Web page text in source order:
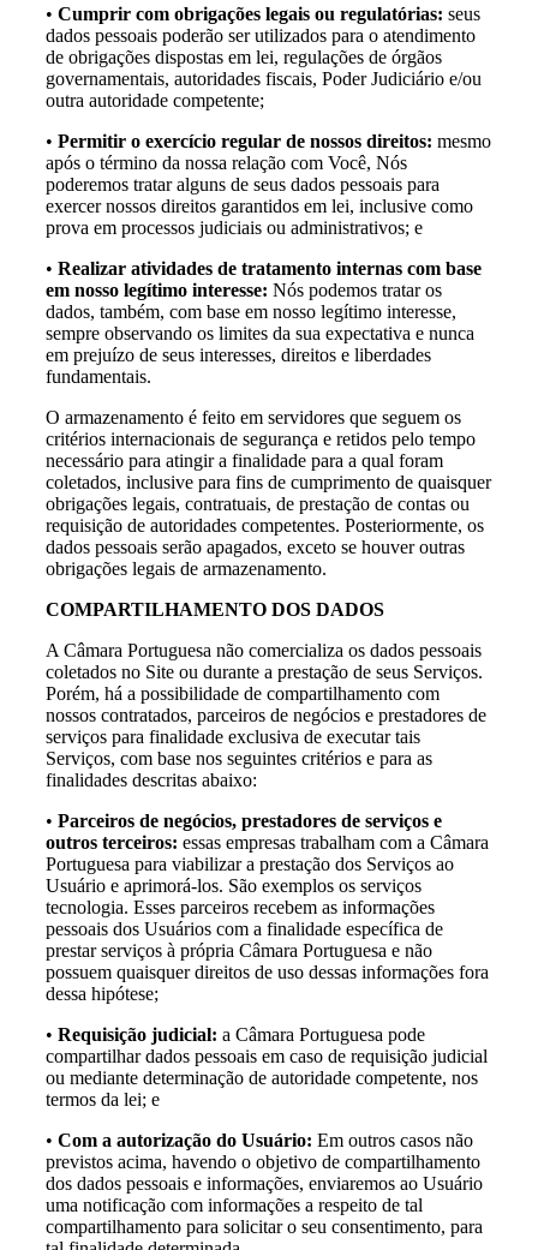
• Cumprir com obrigações legais ou regulatórias: seus
dados pessoais poderão ser utilizados para o atendimento
de obrigações dispostas em lei, regulações de órgãos
governamentais, autoridades fiscais, Poder Judiciário e/ou
outra autoridade competente;
• Permitir o exercício regular de nossos direitos: mesmo
após o término da nossa relação com Você, Nós
poderemos tratar alguns de seus dados pessoais para
exercer nossos direitos garantidos em lei, inclusive como
prova em processos judiciais ou administrativos; e
• Realizar atividades de tratamento internas com base
em nosso legítimo interesse: Nós podemos tratar os
dados, também, com base em nosso legítimo interesse,
sempre observando os limites da sua expectativa e nunca
em prejuízo de seus interesses, direitos e liberdades
fundamentais.
O armazenamento é feito em servidores que seguem os
critérios internacionais de segurança e retidos pelo tempo
necessário para atingir a finalidade para a qual foram
coletados, inclusive para fins de cumprimento de quaisquer
obrigações legais, contratuais, de prestação de contas ou
requisição de autoridades competentes. Posteriormente, os
dados pessoais serão apagados, exceto se houver outras
obrigações legais de armazenamento.
COMPARTILHAMENTO DOS DADOS
A Câmara Portuguesa não comercializa os dados pessoais
coletados no Site ou durante a prestação de seus Serviços.
Porém, há a possibilidade de compartilhamento com
nossos contratados, parceiros de negócios e prestadores de
serviços para finalidade exclusiva de executar tais
Serviços, com base nos seguintes critérios e para as
finalidades descritas abaixo:
• Parceiros de negócios, prestadores de serviços e
outros terceiros: essas empresas trabalham com a Câmara
Portuguesa para viabilizar a prestação dos Serviços ao
Usuário e aprimorá-los. São exemplos os serviços
tecnologia. Esses parceiros recebem as informações
pessoais dos Usuários com a finalidade específica de
prestar serviços à própria Câmara Portuguesa e não
possuem quaisquer direitos de uso dessas informações fora
dessa hipótese;
• Requisição judicial: a Câmara Portuguesa pode
compartilhar dados pessoais em caso de requisição judicial
ou mediante determinação de autoridade competente, nos
termos da lei; e
• Com a autorização do Usuário: Em outros casos não
previstos acima, havendo o objetivo de compartilhamento
dos dados pessoais e informações, enviaremos ao Usuário
uma notificação com informações a respeito de tal
compartilhamento para solicitar o seu consentimento, para